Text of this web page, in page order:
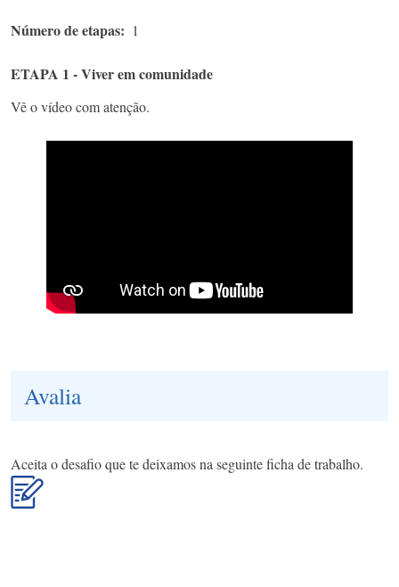
Número de etapas 1
ETAPA 1 - Viver em comunidade
Vê o vídeo com atenção.
Avalia
Aceita o desafio que te deixamos na seguinte ficha de trabalho.